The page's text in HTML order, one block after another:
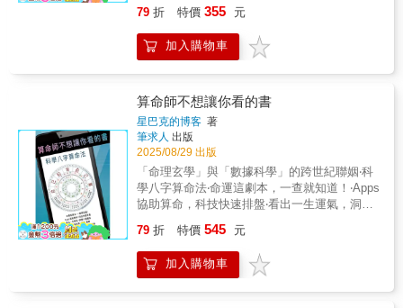
難的是放下，把自己過好▍在異性緣旺的處境
裡，最難的是清楚自己的心，並堅定地擇你所
愛▍在投資虧損的處境裡，最重要的是記得：
惘、或想對自己更誠實一些，這本書會是你最
值得擁有的「人生使用說明書」。它讓你不再
怕不確定，而是學會在變動中找到自己的力
量。──洪錦魁這是一本極具開創性的著作，它
巧妙地融合了古老的東方智慧與尖端的人工智
慧，為「命運」提供了一個全新的註解。本書
旨在打破「宿命論」，將八字命理從「鐵口直
斷」轉化為「自我覺察的工具」。──吳小米｜
人力資源企業顧問、職涯諮詢師、勞動爭議處
主持人這本書不僅是一部結合八字與AI的創新
之作，更是一份探索自我與時代的邀請。我誠
摯推薦給所有想更認識自己、理解命運並勇於
舉女命命例，貴格則曰〔正氣官星、官星帶
儘推〔傷官太重、無官見合、帶合桃花、傷官
見官⋯⋯〕，總是由於〔無官依附、身旺無
依〕之禍；論及女命遂至有〔身弱為吉、身強
隱身男人背後；如今女命之推論，說穿了，其
實與男命無啥大不同，總要命局清純、喜用有
力。個別六親星來說，官殺剋身，無論男女，
能任就是家庭與事業，不能任就是疾病與打
擊；食傷洩身，帶有性的隱喻，不論男女；能
任則性事品質佳，子女可多且質佳；不能任則
男多空包彈、女多不能成孕。雖說男女命無啥
象；然而女命自古即以家庭為事業，〔官殺為
夫〕自始即是意象明顯，〔食神制殺〕又帶
〔子女維繫家庭與夫君〕的意涵，則論女命必
堂課學會科學八字批命：從零開始的八字推理
術》，這不是一本只教理論的書，而是一本真
正帶你從零起步，一步步學會實戰推盤的工具
最紮實的基礎與心法。從迷霧到清晰，從好奇
到掌握，你也能成為懂命盤的人！˙命理不是迷
信，它是讓你了解自己最好的方法。˙八字推
理，不必高深莫測，只要方法正確，你也能學
得會！˙如果你也想更懂自己掌握未來，這本書
就是你最好的起點。想要在 28 天內，打開命運
的地圖，解鎖自己的超能力嗎？現在就翻開本
書開始您的八字之旅吧！
79 折 特價 355 元
加入購物車
算命師不想讓你看的書
星巴克的博客 著
筆求人 出版
2025/08/29 出版
「命理玄學」與「數據科學」的跨世紀聯姻‧科
學八字算命法‧命運這劇本，一查就知道！‧Apps
協助算命，科技快速排盤‧看出一生運氣，洞察
緣、健康‧認識生肖與人際關係、犯太歲的規律‧
十二年循環命運軌跡，自己流年自己批認知神
經科學研究發現，人生目標實則建基於潛在神
79 折 特價 545 元
加入購物車